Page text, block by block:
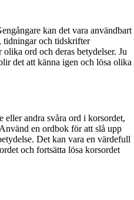
kan det vara användbart
tidningar och tidskrifter
ord och deras betydelser. Ju
det att känna igen och lösa olika
eller andra svåra ord i korsordet,
en ordbok för att slå upp
Det kan vara en värdefull
och fortsätta lösa korsordet